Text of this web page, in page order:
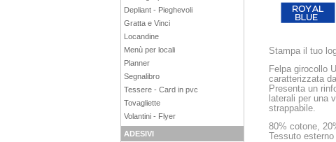
Depliant - Pieghevoli
Gratta e Vinci
Locandine
Menù per locali
Planner
Segnalibro
Tessere - Card in pvc
Tovagliette
Volantini - Flyer
ADESIVI
Stampa il tuo
Felpa girocollo
caratterizzata
Presenta un
laterali per una
strappabile.
80% cotone,
Tessuto